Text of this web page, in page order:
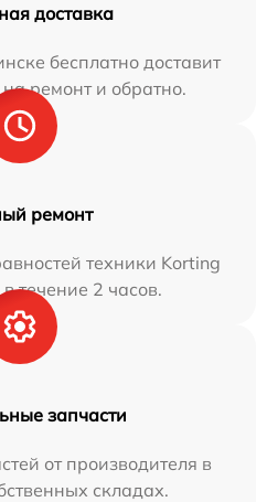
доставка
бесплатно доставит
ремонт и обратно.
ремонт
техники Korting
течение 2 часов.
запчасти
от производителя в
складах.